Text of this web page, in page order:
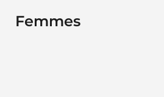
Femmes